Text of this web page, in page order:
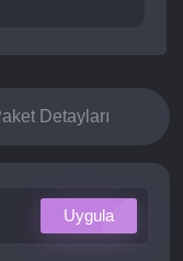
Detayları
Uygula